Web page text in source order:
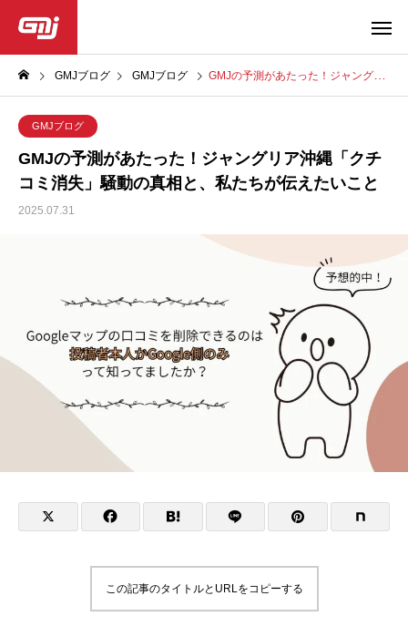
GMJブログ GMJブログ GMJの予測があたった！ジャングリア沖縄「クチコミ消失」騒動の真相と、私たちが伝えたいこと
GMJブログ
GMJの予測があたった！ジャングリア沖縄「クチ
コミ消失」騒動の真相と、私たちが伝えたいこと
2025.07.31
この記事のタイトルとURLをコピーする